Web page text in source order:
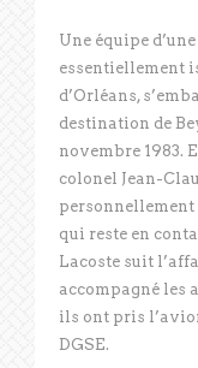
Une équipe
essentiellement
d’Orléans,
destination de
novembre 1983.
colonel Jean-
personnellement
qui reste en
Lacoste suit
accompagné les
ils ont pris
DGSE.